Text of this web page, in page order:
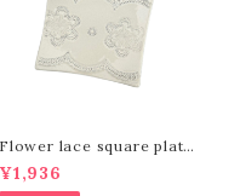
Flower lace square plate
/ フラワーレーススクエアプレ
ート S
¥1,936